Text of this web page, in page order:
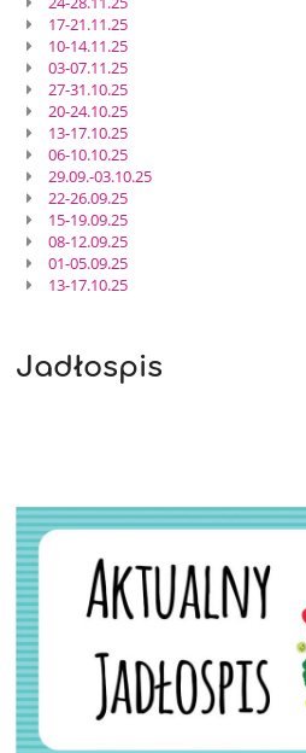
17-21.11.25
10-14.11.25
03-07.11.25
27-31.10.25
20-24.10.25
13-17.10.25
06-10.10.25
29.09.-03.10.25
22-26.09.25
15-19.09.25
08-12.09.25
01-05.09.25
13-17.10.25
Jadłospis